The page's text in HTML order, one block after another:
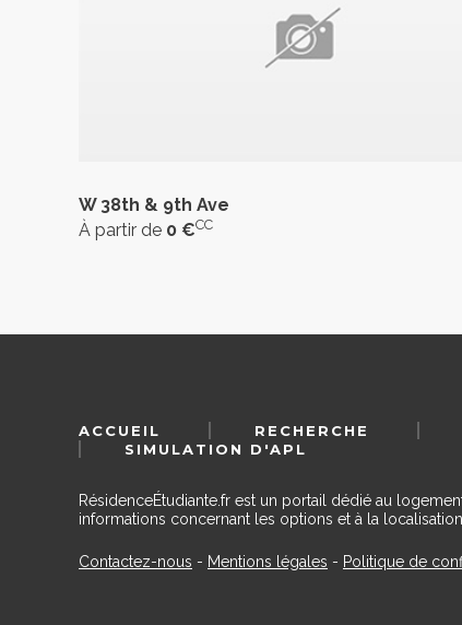
W 38th & 9th Ave
À partir de 0 €CC
ACCUEIL RECHERCHE
SIMULATION D'APL
RésidenceÉtudiante.fr est un portail dédié au
informations concernant les options et à la
Contactez-nous - Mentions légales - Politique de